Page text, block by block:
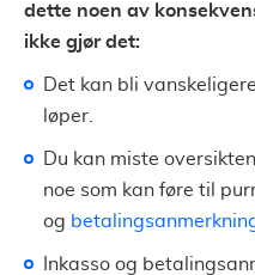
dette noen av
ikke gjør det:
Det kan bli
løper.
Du kan miste
noe som kan føre til
og
Inkasso og